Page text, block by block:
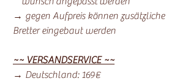
→ gegen Aufpreis können zusätzliche
Bretter eingebaut werden
~~ VERSANDSERVICE ~~
→ Deutschland: 169€